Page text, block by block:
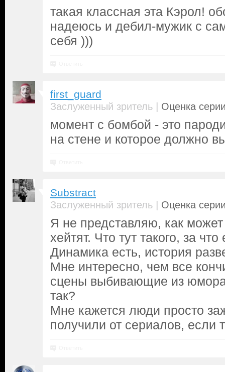
такая классная эта Кэрол!
надеюсь и дебил-мужик с
себя )))
first_guard
Заслуженный зритель | Оценка
момент с бомбой - это
на стене и которое должно
Substract
Заслуженный зритель | Оценка
Я не представляю, как
хейтят. Что тут такого, за что
Динамика есть, история
Мне интересно, чем все
сцены выбивающие из
так?
Мне кажется люди просто
получили от сериалов, если